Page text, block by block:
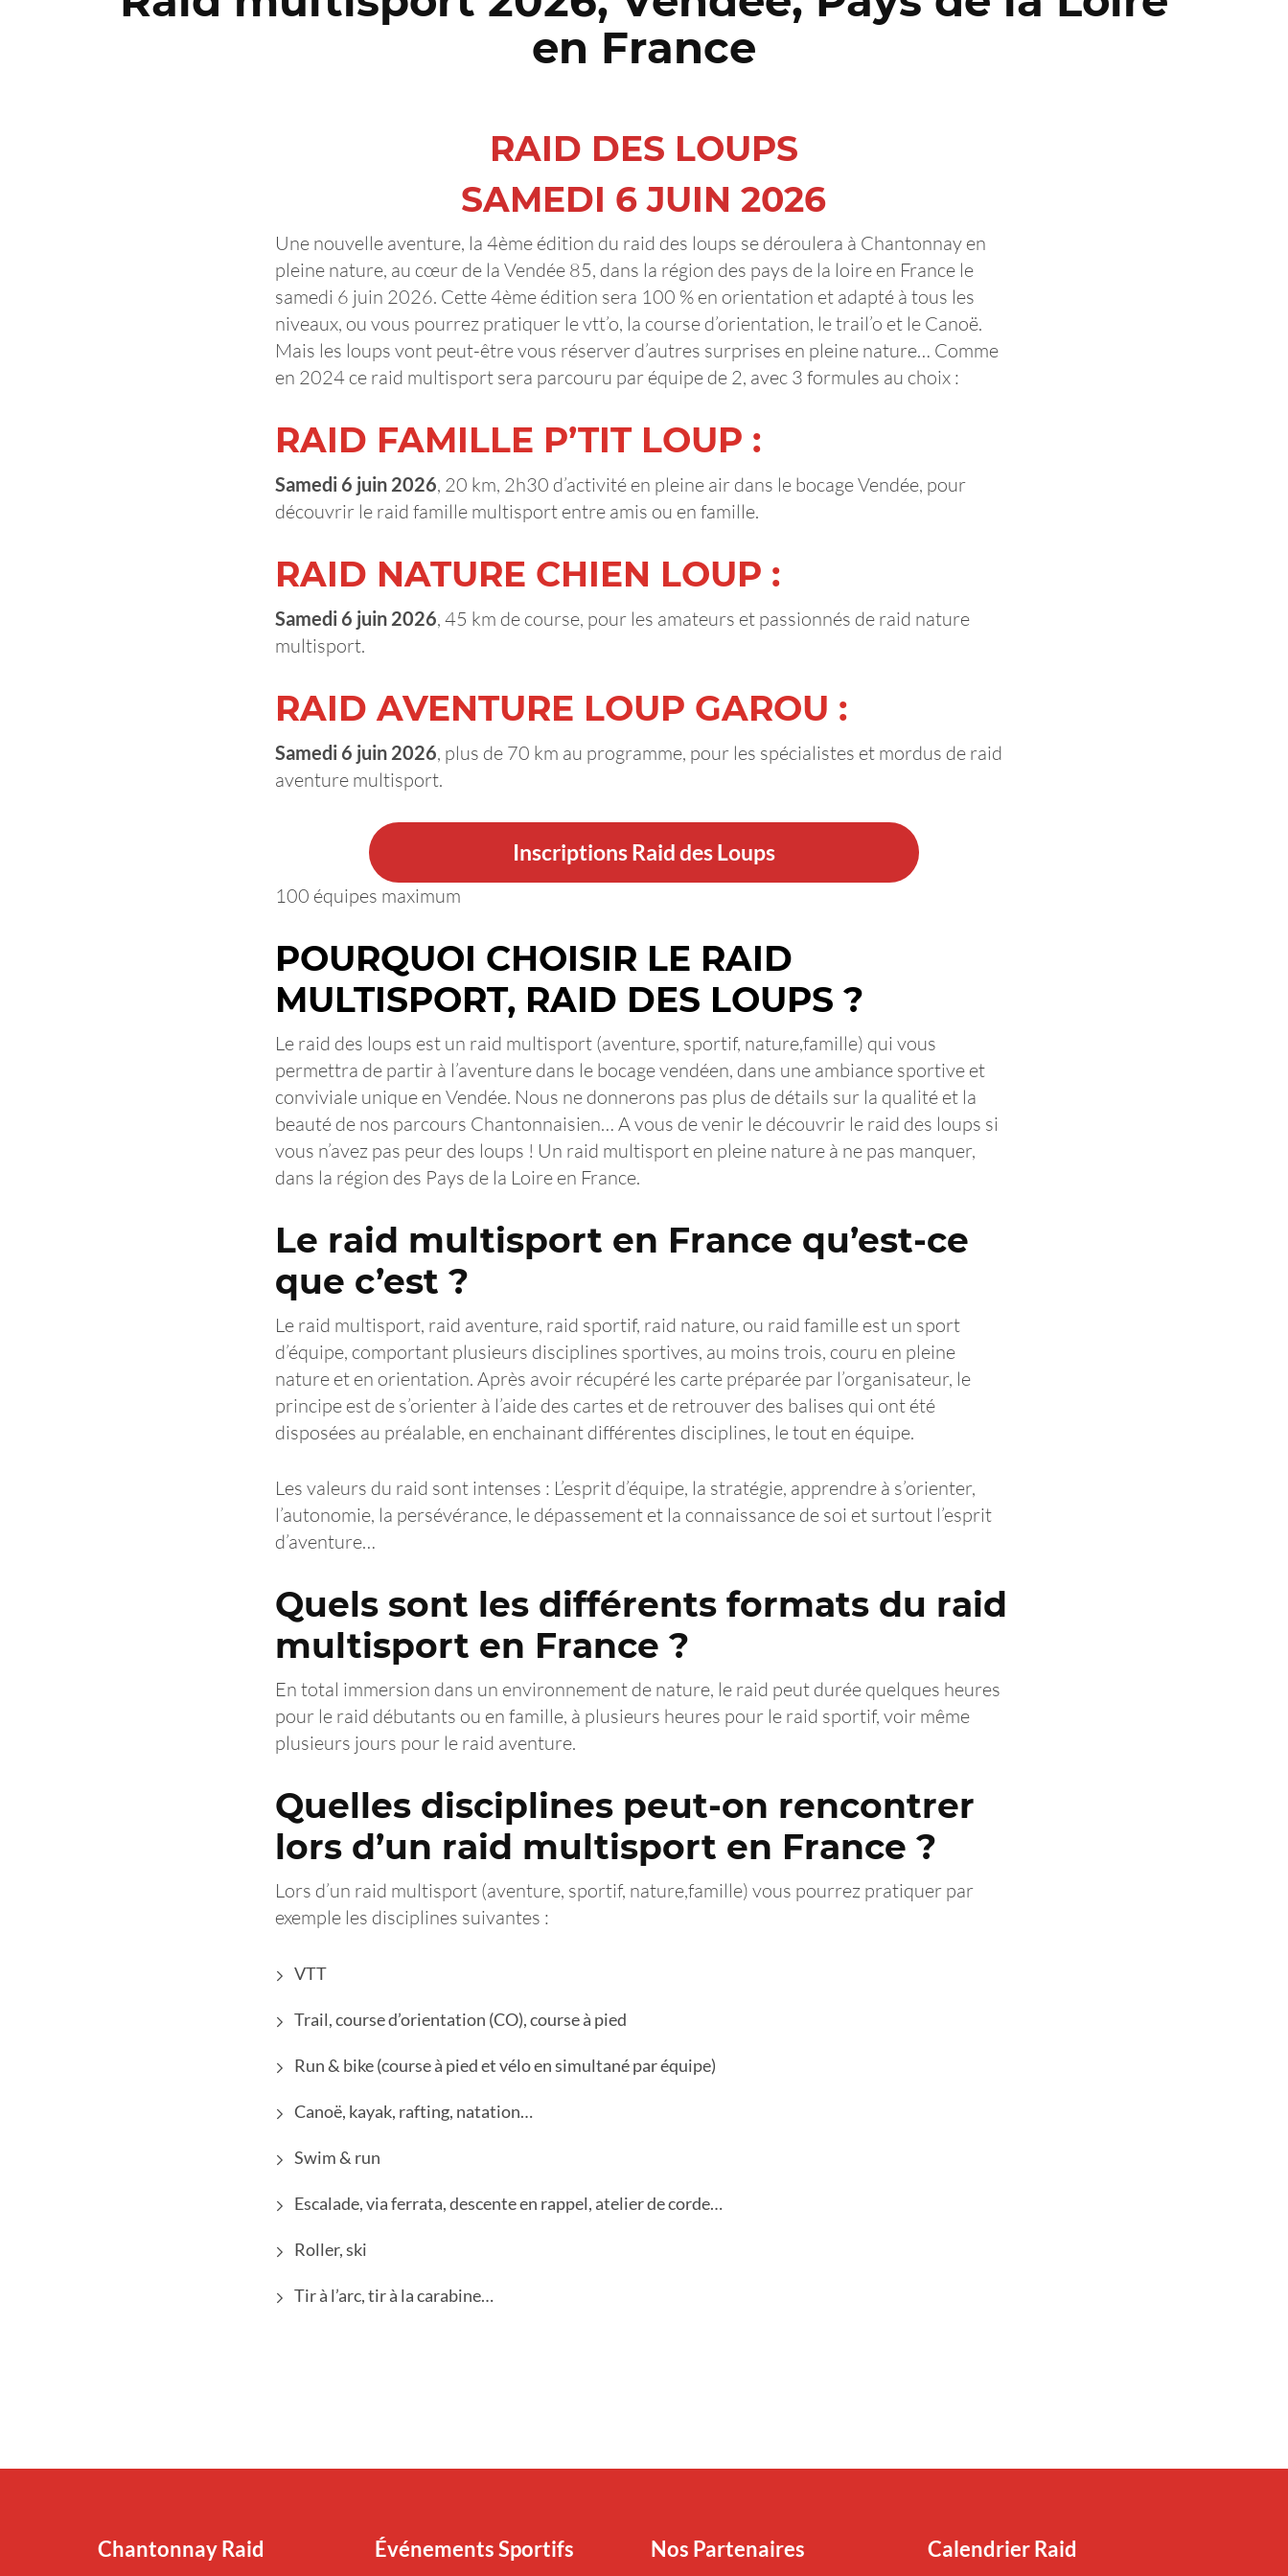
en France
RAID DES LOUPS
SAMEDI 6 JUIN 2026
Une nouvelle aventure, la 4ème édition du raid des loups se déroulera à Chantonnay en
pleine nature, au cœur de la Vendée 85, dans la région des pays de la loire en France le
samedi 6 juin 2026. Cette 4ème édition sera 100 % en orientation et adapté à tous les
niveaux, ou vous pourrez pratiquer le vtt’o, la course d’orientation, le trail’o et le Canoë.
Mais les loups vont peut-être vous réserver d’autres surprises en pleine nature… Comme
en 2024 ce raid multisport sera parcouru par équipe de 2, avec 3 formules au choix :
RAID FAMILLE P’TIT LOUP :
Samedi 6 juin 2026, 20 km, 2h30 d’activité en pleine air dans le bocage Vendée, pour
découvrir le raid famille multisport entre amis ou en famille.
RAID NATURE CHIEN LOUP :
Samedi 6 juin 2026, 45 km de course, pour les amateurs et passionnés de raid nature
multisport.
RAID AVENTURE LOUP GAROU :
Samedi 6 juin 2026, plus de 70 km au programme, pour les spécialistes et mordus de raid
aventure multisport.
Inscriptions Raid des Loups
100 équipes maximum
POURQUOI CHOISIR LE RAID
MULTISPORT, RAID DES LOUPS ?
Le raid des loups est un raid multisport (aventure, sportif, nature,famille) qui vous
permettra de partir à l’aventure dans le bocage vendéen, dans une ambiance sportive et
conviviale unique en Vendée. Nous ne donnerons pas plus de détails sur la qualité et la
beauté de nos parcours Chantonnaisien… A vous de venir le découvrir le raid des loups si
vous n’avez pas peur des loups ! Un raid multisport en pleine nature à ne pas manquer,
dans la région des Pays de la Loire en France.
Le raid multisport en France qu’est-ce
que c’est ?
Le raid multisport, raid aventure, raid sportif, raid nature, ou raid famille est un sport
d’équipe, comportant plusieurs disciplines sportives, au moins trois, couru en pleine
nature et en orientation. Après avoir récupéré les carte préparée par l’organisateur, le
principe est de s’orienter à l’aide des cartes et de retrouver des balises qui ont été
disposées au préalable, en enchainant différentes disciplines, le tout en équipe.
Les valeurs du raid sont intenses : L’esprit d’équipe, la stratégie, apprendre à s’orienter,
l’autonomie, la persévérance, le dépassement et la connaissance de soi et surtout l’esprit
d’aventure…
Quels sont les différents formats du raid
multisport en France ?
En total immersion dans un environnement de nature, le raid peut durée quelques heures
pour le raid débutants ou en famille, à plusieurs heures pour le raid sportif, voir même
plusieurs jours pour le raid aventure.
Quelles disciplines peut-on rencontrer
lors d’un raid multisport en France ?
Lors d’un raid multisport (aventure, sportif, nature,famille) vous pourrez pratiquer par
exemple les disciplines suivantes :
VTT
Trail, course d’orientation (CO), course à pied
Run & bike (course à pied et vélo en simultané par équipe)
Canoë, kayak, rafting, natation…
Swim & run
Escalade, via ferrata, descente en rappel, atelier de corde…
Roller, ski
Tir à l’arc, tir à la carabine…
Chantonnay Raid Événements Sportifs Nos Partenaires Calendrier Raid